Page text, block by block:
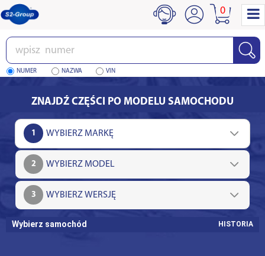
Wpisz
numer
NUMER NAZWA VIN
0
ZNAJDŹ CZĘŚCI PO MODELU SAMOCHODU
1
2
3
Wybierz samochód HISTORIA